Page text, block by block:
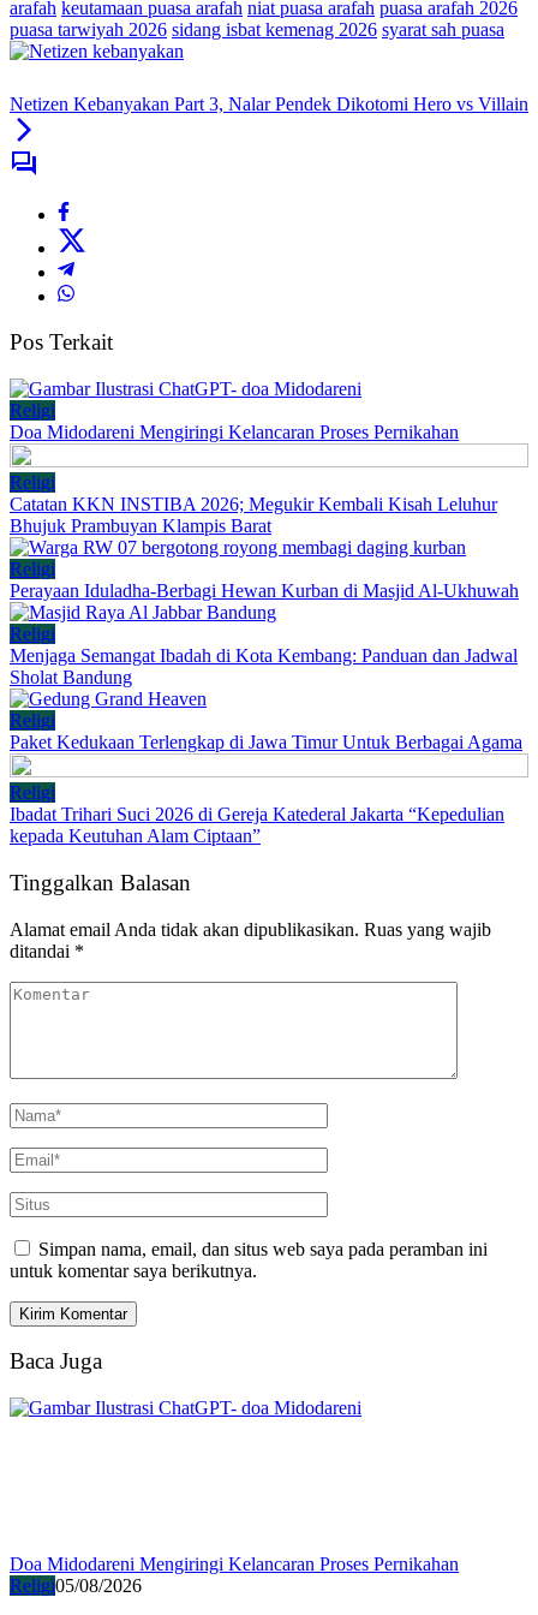
arafah keutamaan puasa arafah niat puasa arafah puasa arafah 2026
puasa tarwiyah 2026 sidang isbat kemenag 2026 syarat sah puasa
Netizen Kebanyakan Part 3, Nalar Pendek Dikotomi Hero vs Villain
Pos Terkait
Religi
Doa Midodareni Mengiringi Kelancaran Proses Pernikahan
Religi
Catatan KKN INSTIBA 2026; Megukir Kembali Kisah Leluhur
Bhujuk Prambuyan Klampis Barat
Religi
Perayaan Iduladha-Berbagi Hewan Kurban di Masjid Al-Ukhuwah
Religi
Menjaga Semangat Ibadah di Kota Kembang: Panduan dan Jadwal
Sholat Bandung
Religi
Paket Kedukaan Terlengkap di Jawa Timur Untuk Berbagai Agama
Religi
Ibadat Trihari Suci 2026 di Gereja Katederal Jakarta “Kepedulian
kepada Keutuhan Alam Ciptaan”
Tinggalkan Balasan
Alamat email Anda tidak akan dipublikasikan. Ruas yang wajib
ditandai *
Simpan nama, email, dan situs web saya pada peramban ini
untuk komentar saya berikutnya.
Baca Juga
Doa Midodareni Mengiringi Kelancaran Proses Pernikahan
Religi05/08/2026